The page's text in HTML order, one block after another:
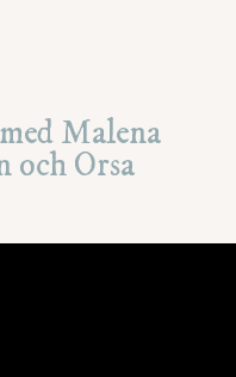
Malena
Orsa